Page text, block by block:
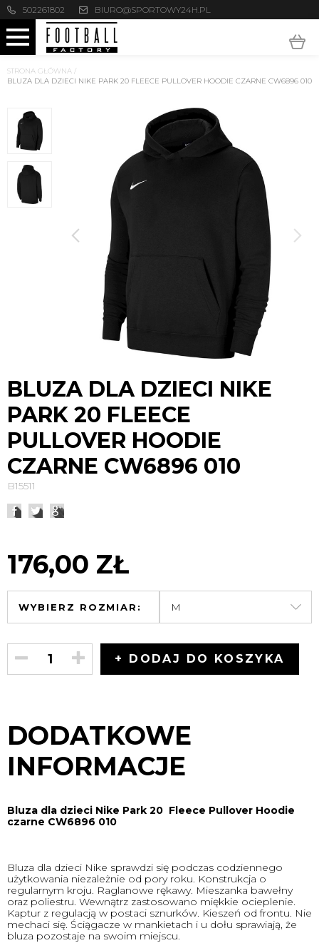
502261802 BIURO@SPORTOWY24H.PL
STRONA GŁÓWNA /
BLUZA DLA DZIECI NIKE PARK 20 FLEECE PULLOVER HOODIE CZARNE CW6896 010
BLUZA DLA DZIECI NIKE
PARK 20 FLEECE
PULLOVER HOODIE
CZARNE CW6896 010
B15511
176,00 ZŁ
WYBIERZ ROZMIAR:
+ DODAJ DO KOSZYKA
DODATKOWE
INFORMACJE
Bluza dla dzieci Nike Park 20 Fleece Pullover Hoodie
czarne CW6896 010
Bluza dla dzieci Nike sprawdzi się podczas codziennego
użytkowania niezależnie od pory roku. Konstrukcja o
regularnym kroju. Raglanowe rękawy. Mieszanka bawełny
oraz poliestru. Wewnątrz zastosowano miękkie ocieplenie.
Kaptur z regulacją w postaci sznurków. Kieszeń od frontu. Nie
mechaci się. Ściągacze w mankietach i u dołu sprawiają, że
bluza pozostaje na swoim miejscu.